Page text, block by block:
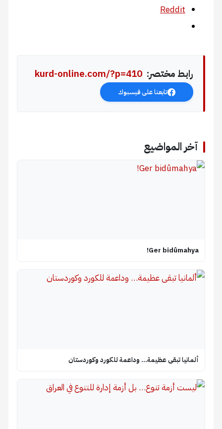
Reddit
رابط مختصر: kurd-online.com/?p=410
تابعنا على فيسبوك
آخر المواضيع
Ger bidûmahya!
ألمانيا تبقى عظيمة… وداعمة للكورد وكوردستان